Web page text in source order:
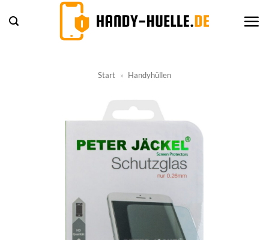
Inhalt
Start » Handyhüllen